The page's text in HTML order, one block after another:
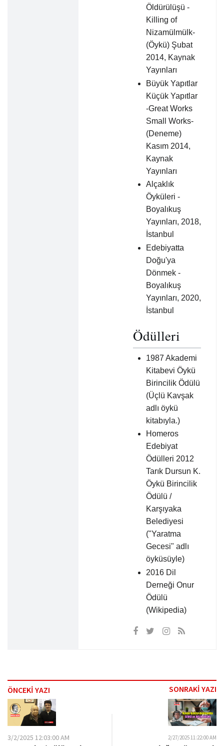
Öldürülüşü -
Killing of
Nizamülmülk-
(Öykü) Şubat
2014, Kaynak
Yayınları
Büyük Yapıtlar
Küçük Yapıtlar
-Great Works
Small Works-
(Deneme)
Kasım 2014,
Kaynak
Yayınları
Alçaklık
Öyküleri -
Boyalıkuş
Yayınları, 2018,
İstanbul
Edebiyatta
Doğu'ya
Dönmek -
Boyalıkuş
Yayınları, 2020,
İstanbul
Ödülleri
1987 Akademi
Kitabevi Öykü
Birincilik Ödülü
(Üçlü Kavşak
adlı öykü
kitabıyla.)
Homeros
Edebiyat
Ödülleri 2012
Tarık Dursun K.
Öykü Birincilik
Ödülü /
Karşıyaka
Belediyesi
("Yaratma
Gecesi" adlı
öyküsüyle)
2016 Dil
Derneği Onur
Ödülü
(Wikipedia)
ÖNCEKİ YAZI SONRAKİ YAZI
3/2/2025 12:03:00 AM 2/27/2025 11:22:00 AM